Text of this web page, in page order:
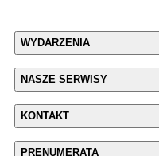
WYDARZENIA
NASZE SERWISY
KONTAKT
PRENUMERATA